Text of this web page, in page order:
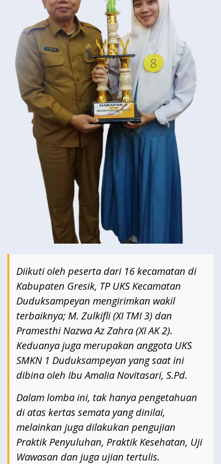
Diikuti oleh peserta dari 16 kecamatan di
Kabupaten Gresik, TP UKS Kecamatan
Duduksampeyan mengirimkan wakil
terbaiknya; M. Zulkifli (XI TMI 3) dan
Pramesthi Nazwa Az Zahra (XI AK 2).
Keduanya juga merupakan anggota UKS
SMKN 1 Duduksampeyan yang saat ini
dibina oleh Ibu Amalia Novitasari, S.Pd.
Dalam lomba ini, tak hanya pengetahuan
di atas kertas semata yang dinilai,
melainkan juga dilakukan pengujian
Praktik Penyuluhan, Praktik Kesehatan, Uji
Wawasan dan juga ujian tertulis.